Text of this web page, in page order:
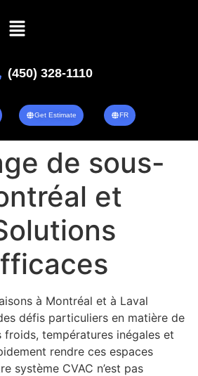
(450) 328-1110
Get Estimate FR
de sous-
et
à Montréal et à Laval
défis particuliers en matière de
froids, températures inégales et
rendre ces espaces
système CVAC n’est pas